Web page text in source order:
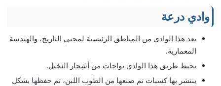
وادي درعة
يعد هذا الوادي من المناطق الرئيسية لمحبي التاريخ، والهندسة
المعمارية.
يحيط طريق هذا الوادي بواحات من أشجار النخيل.
ينتشر بها كسبات تم صنعها من الطوب اللبن، تم حفظها بشكل